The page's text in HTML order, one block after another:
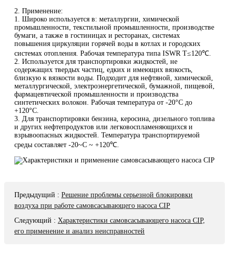
2. Применение:
1. Широко используется в: металлургии, химической
промышленности, текстильной промышленности, производстве
бумаги, а также в гостиницах и ресторанах, системах
повышения циркуляции горячей воды в котлах и городских
системах отопления. Рабочая температура типа ISWR T≤120℃.
2. Используется для транспортировки жидкостей, не
содержащих твердых частиц, едких и имеющих вязкость,
близкую к вязкости воды. Подходит для нефтяной, химической,
металлургической, электроэнергетической, бумажной, пищевой,
фармацевтической промышленности и производства
синтетических волокон. Рабочая температура от -20°C до
+120°C.
3. Для транспортировки бензина, керосина, дизельного топлива
и других нефтепродуктов или легковоспламеняющихся и
взрывоопасных жидкостей. Температура транспортируемой
среды составляет -20~C ~ +120℃.
Предыдущий : Решение проблемы серьезной блокировки
воздуха при работе самовсасывающего насоса CIP
Следующий : Характеристики самовсасывающего насоса CIP,
его применение и анализ неисправностей